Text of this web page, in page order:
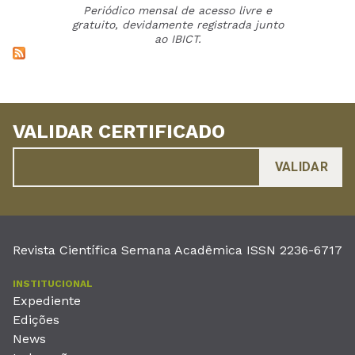
Periódico mensal de acesso livre e
gratuito, devidamente registrada junto
ao IBICT.
VALIDAR CERTIFICADO
Revista Científica Semana Acadêmica ISSN 2236-6717
INSTITUCIONAL
Expediente
Edições
News